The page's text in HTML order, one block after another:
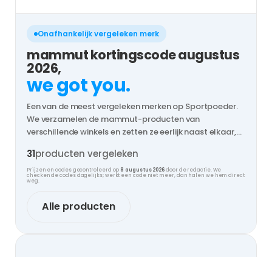
Onafhankelijk vergeleken merk
mammut kortingscode augustus
2026,
we got you.
Een van de meest vergeleken merken op Sportpoeder.
We verzamelen de mammut-producten van
verschillende winkels en zetten ze eerlijk naast elkaar,
31producten vergeleken
Prijzen en codes gecontroleerd op 8 augustus 2026door de redactie. We
checken de codes dagelijks; werkt een code niet meer, dan halen we hem direct
weg.
Alle producten